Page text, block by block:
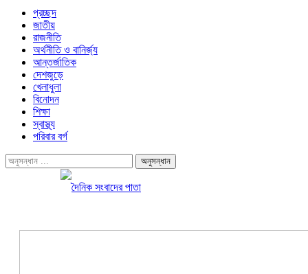
প্রচ্ছদ
জাতীয়
রাজনীতি
অর্থনীতি ও বানির্জ্য
আন্তর্জাতিক
দেশজুড়ে
খেলাধুলা
বিনোদন
শিক্ষা
স্বাস্থ্য
পরিবার বর্গ